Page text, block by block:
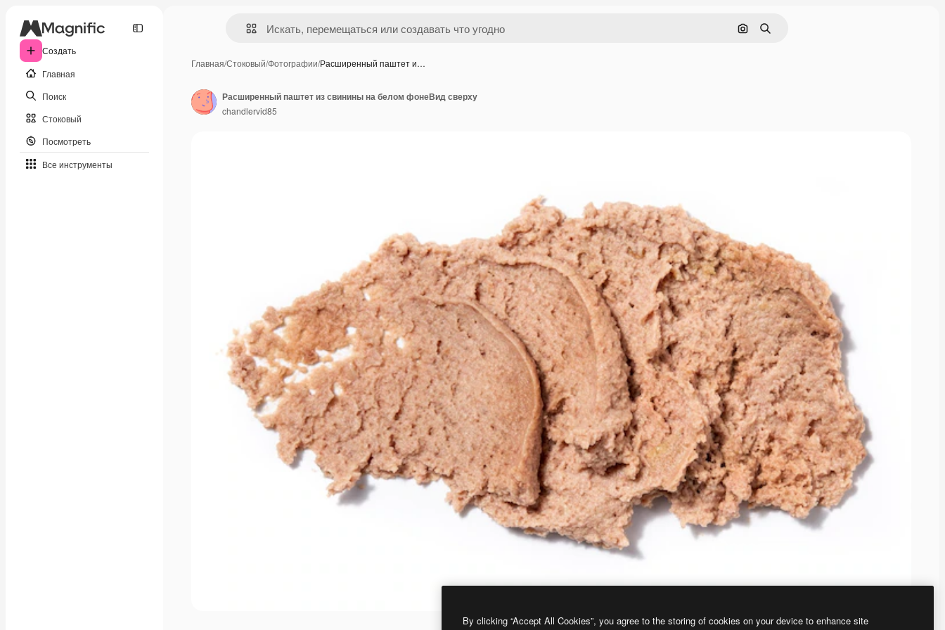
Создать
Главная
Поиск
Стоковый
Посмотреть
Все инструменты
Поиск по изображению
Поиск
Главная/Стоковый/Фотографии/Расширенный паштет и…
Расширенный паштет из свинины на белом фонеВид сверху
chandlervid85
By clicking “Accept All Cookies”, you agree to the storing of cookies on your device to enhance site